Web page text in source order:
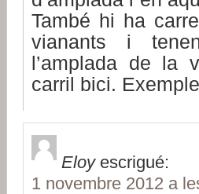
També hi ha
vianants i
l’amplada de la
carril bici.
Eloy escrigué:
1 novembre 2012 a